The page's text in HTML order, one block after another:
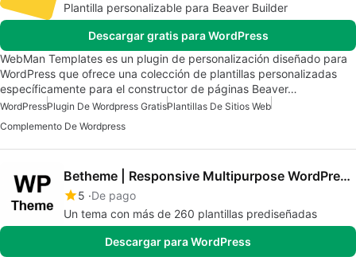
Plantilla personalizable para Beaver Builder
Descargar gratis para WordPress
WebMan Templates es un plugin de personalización diseñado para
WordPress que ofrece una colección de plantillas personalizadas
específicamente para el constructor de páginas Beaver…
WordPressPlugin De Wordpress GratisPlantillas De Sitios Web
Complemento De Wordpress
Betheme | Responsive Multipurpose WordPress Theme
5 De pago
Un tema con más de 260 plantillas prediseñadas
Descargar para WordPress